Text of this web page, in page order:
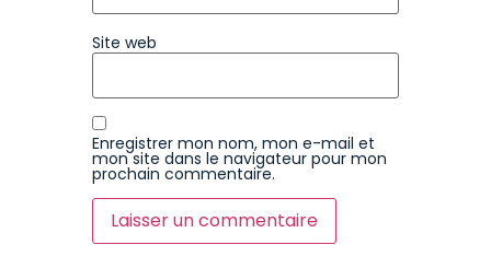
Site web
Enregistrer mon nom, mon e-mail et
mon site dans le navigateur pour mon
prochain commentaire.